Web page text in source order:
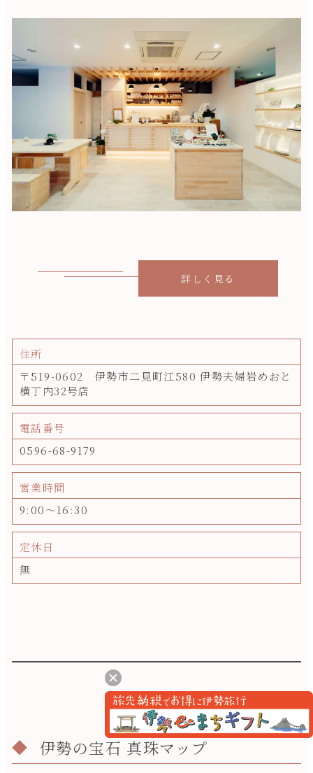
詳しく見る
住所
〒519-0602 伊勢市二見町江580 伊勢夫婦岩めおと
横丁内32号店
電話番号
0596-68-9179
営業時間
9:00～16:30
定休日
無
伊勢の宝石 真珠マップ